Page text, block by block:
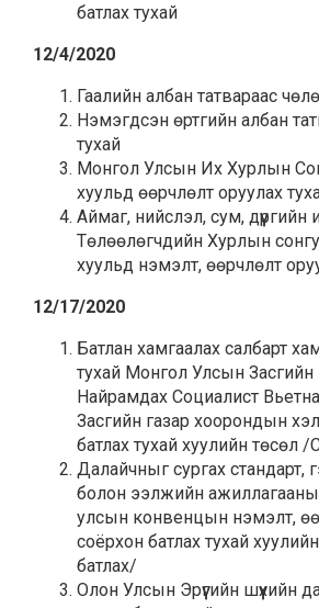
батлах тухай
12/4/2020
Гаалийн албан татвараас
Нэмэгдсэн өртгийн албан
тухай
Монгол Улсын Их Хурлын
хуульд өөрчлөлт оруулах
Аймаг, нийслэл, сум, дүүргийн
Төлөөлөгчдийн Хурлын
хуульд нэмэлт, өөрчлөлт
12/17/2020
Батлан хамгаалах салбарт
тухай Монгол Улсын Засгийн
Найрамдах Социалист
Засгийн газар хоорондын
батлах тухай хуулийн төсөл
Далайчныг сургах стандарт,
болон ээлжийн ажиллагааны
улсын конвенцын нэмэлт,
соёрхон батлах тухай
батлах/
Олон Улсын Эрүүгийн шүүхийн